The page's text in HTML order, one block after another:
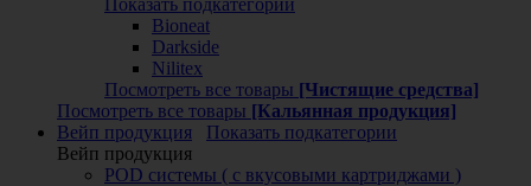
Bioneat
Darkside
Nilitex
Посмотреть все товары [Чистящие средства]
Посмотреть все товары [Кальянная продукция]
Вейп продукция
Показать подкатегории
Вейп продукция
POD системы ( с вкусовыми картриджами )